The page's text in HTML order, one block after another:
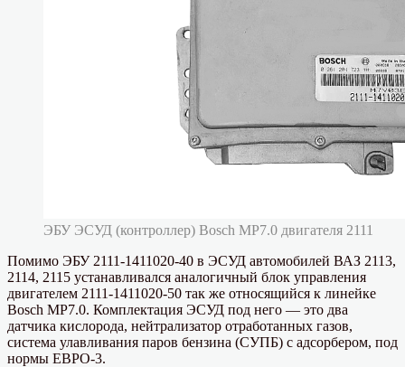
ЭБУ ЭСУД (контроллер) Bosch MP7.0 двигателя 2111
Помимо ЭБУ 2111-1411020-40 в ЭСУД автомобилей ВАЗ 2113,
2114, 2115 устанавливался аналогичный блок управления
двигателем 2111-1411020-50 так же относящийся к линейке
Bosch MP7.0. Комплектация ЭСУД под него — это два
датчика кислорода, нейтрализатор отработанных газов,
система улавливания паров бензина (СУПБ) с адсорбером, под
нормы ЕВРО-3.